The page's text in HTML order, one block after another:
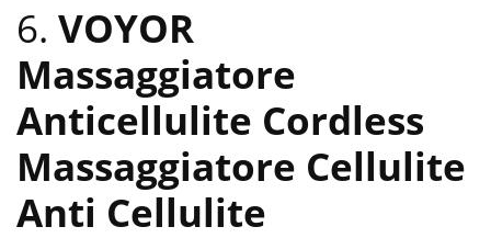
6. VOYOR
Massaggiatore
Anticellulite Cordless
Massaggiatore Cellulite
Anti Cellulite